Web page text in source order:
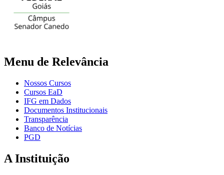
Menu de Relevância
Nossos Cursos
Cursos EaD
IFG em Dados
Documentos Institucionais
Transparência
Banco de Notícias
PGD
A Instituição